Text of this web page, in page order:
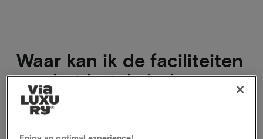
Waar kan ik de faciliteiten
van het hotel vinden
Deze vind je onder het kopje faciliteiten op de